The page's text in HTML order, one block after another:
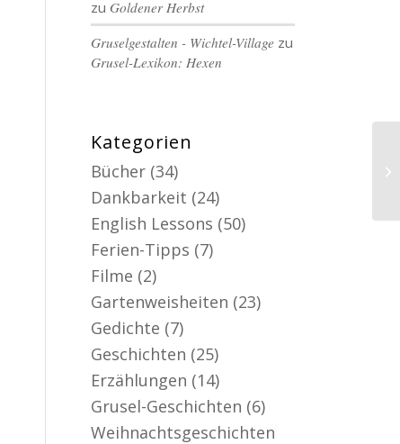
zuGoldener Herbst
Gruselgestalten - Wichtel-Village zu
Grusel-Lexikon: Hexen
Kategorien
Bücher (34)
Dankbarkeit (24)
English Lessons (50)
Ferien-Tipps (7)
Filme (2)
Gartenweisheiten (23)
Gedichte (7)
Geschichten (25)
Erzählungen (14)
Grusel-Geschichten (6)
Weihnachtsgeschichten